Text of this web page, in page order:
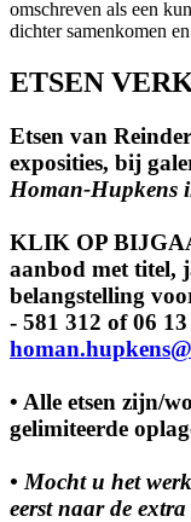
omschreven als een
dichter samenkomen
ETSEN
Etsen van
exposities, bij
Homan-Hupkens
KLIK OP
aanbod met titel,
belangstelling
- 581 312 of06
• Alle etsen zijn/
gelimiteerde
• Mocht u het
eerst naar de